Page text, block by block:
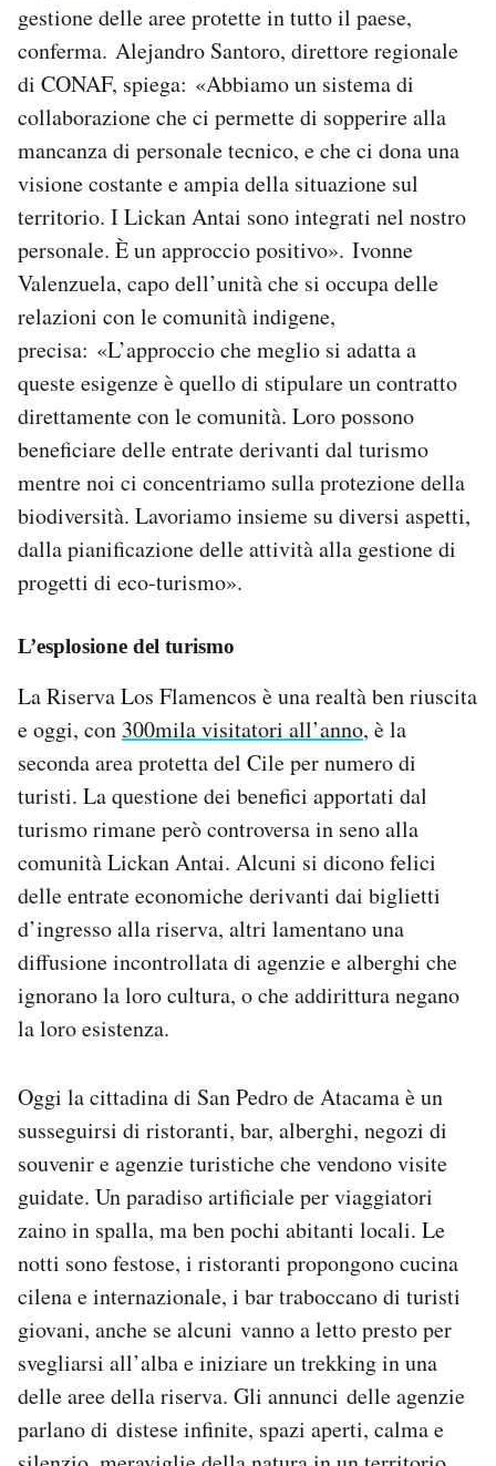
gestione delle aree protette in tutto il paese,
conferma. Alejandro Santoro, direttore regionale
di CONAF, spiega: «Abbiamo un sistema di
collaborazione che ci permette di sopperire alla
mancanza di personale tecnico, e che ci dona una
visione costante e ampia della situazione sul
territorio. I Lickan Antai sono integrati nel nostro
personale. È un approccio positivo». Ivonne
Valenzuela, capo dell’unità che si occupa delle
relazioni con le comunità indigene,
precisa: «L’approccio che meglio si adatta a
queste esigenze è quello di stipulare un contratto
direttamente con le comunità. Loro possono
beneficiare delle entrate derivanti dal turismo
mentre noi ci concentriamo sulla protezione della
biodiversità. Lavoriamo insieme su diversi aspetti,
dalla pianificazione delle attività alla gestione di
progetti di eco-turismo».
L’esplosione del turismo
La Riserva Los Flamencos è una realtà ben riuscita
e oggi, con 300mila visitatori all’anno, è la
seconda area protetta del Cile per numero di
turisti. La questione dei benefici apportati dal
turismo rimane però controversa in seno alla
comunità Lickan Antai. Alcuni si dicono felici
delle entrate economiche derivanti dai biglietti
d’ingresso alla riserva, altri lamentano una
diffusione incontrollata di agenzie e alberghi che
ignorano la loro cultura, o che addirittura negano
la loro esistenza.
Oggi la cittadina di San Pedro de Atacama è un
susseguirsi di ristoranti, bar, alberghi, negozi di
souvenir e agenzie turistiche che vendono visite
guidate. Un paradiso artificiale per viaggiatori
zaino in spalla, ma ben pochi abitanti locali. Le
notti sono festose, i ristoranti propongono cucina
cilena e internazionale, i bar traboccano di turisti
giovani, anche se alcuni vanno a letto presto per
svegliarsi all’alba e iniziare un trekking in una
delle aree della riserva. Gli annunci delle agenzie
parlano di distese infinite, spazi aperti, calma e